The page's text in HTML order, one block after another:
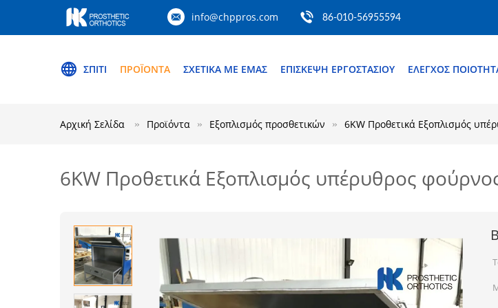
info@chppros.com 86-010-56955594
ΣΠΊΤΙ ΠΡΟΪΌΝΤΑ ΣΧΕΤΙΚΆ ΜΕ ΕΜΆΣ ΕΠΙΣΚΕΨΉ ΕΡΓΟΣΤΑΣΊΟΥ ΈΛΕΓΧΟΣ
Αρχική Σελίδα Προϊόντα Εξοπλισμός προσθετικών 6KW Προθετικά Εξοπλισμός
6KW Προθετικά Εξοπλισμός υπέρυθρος